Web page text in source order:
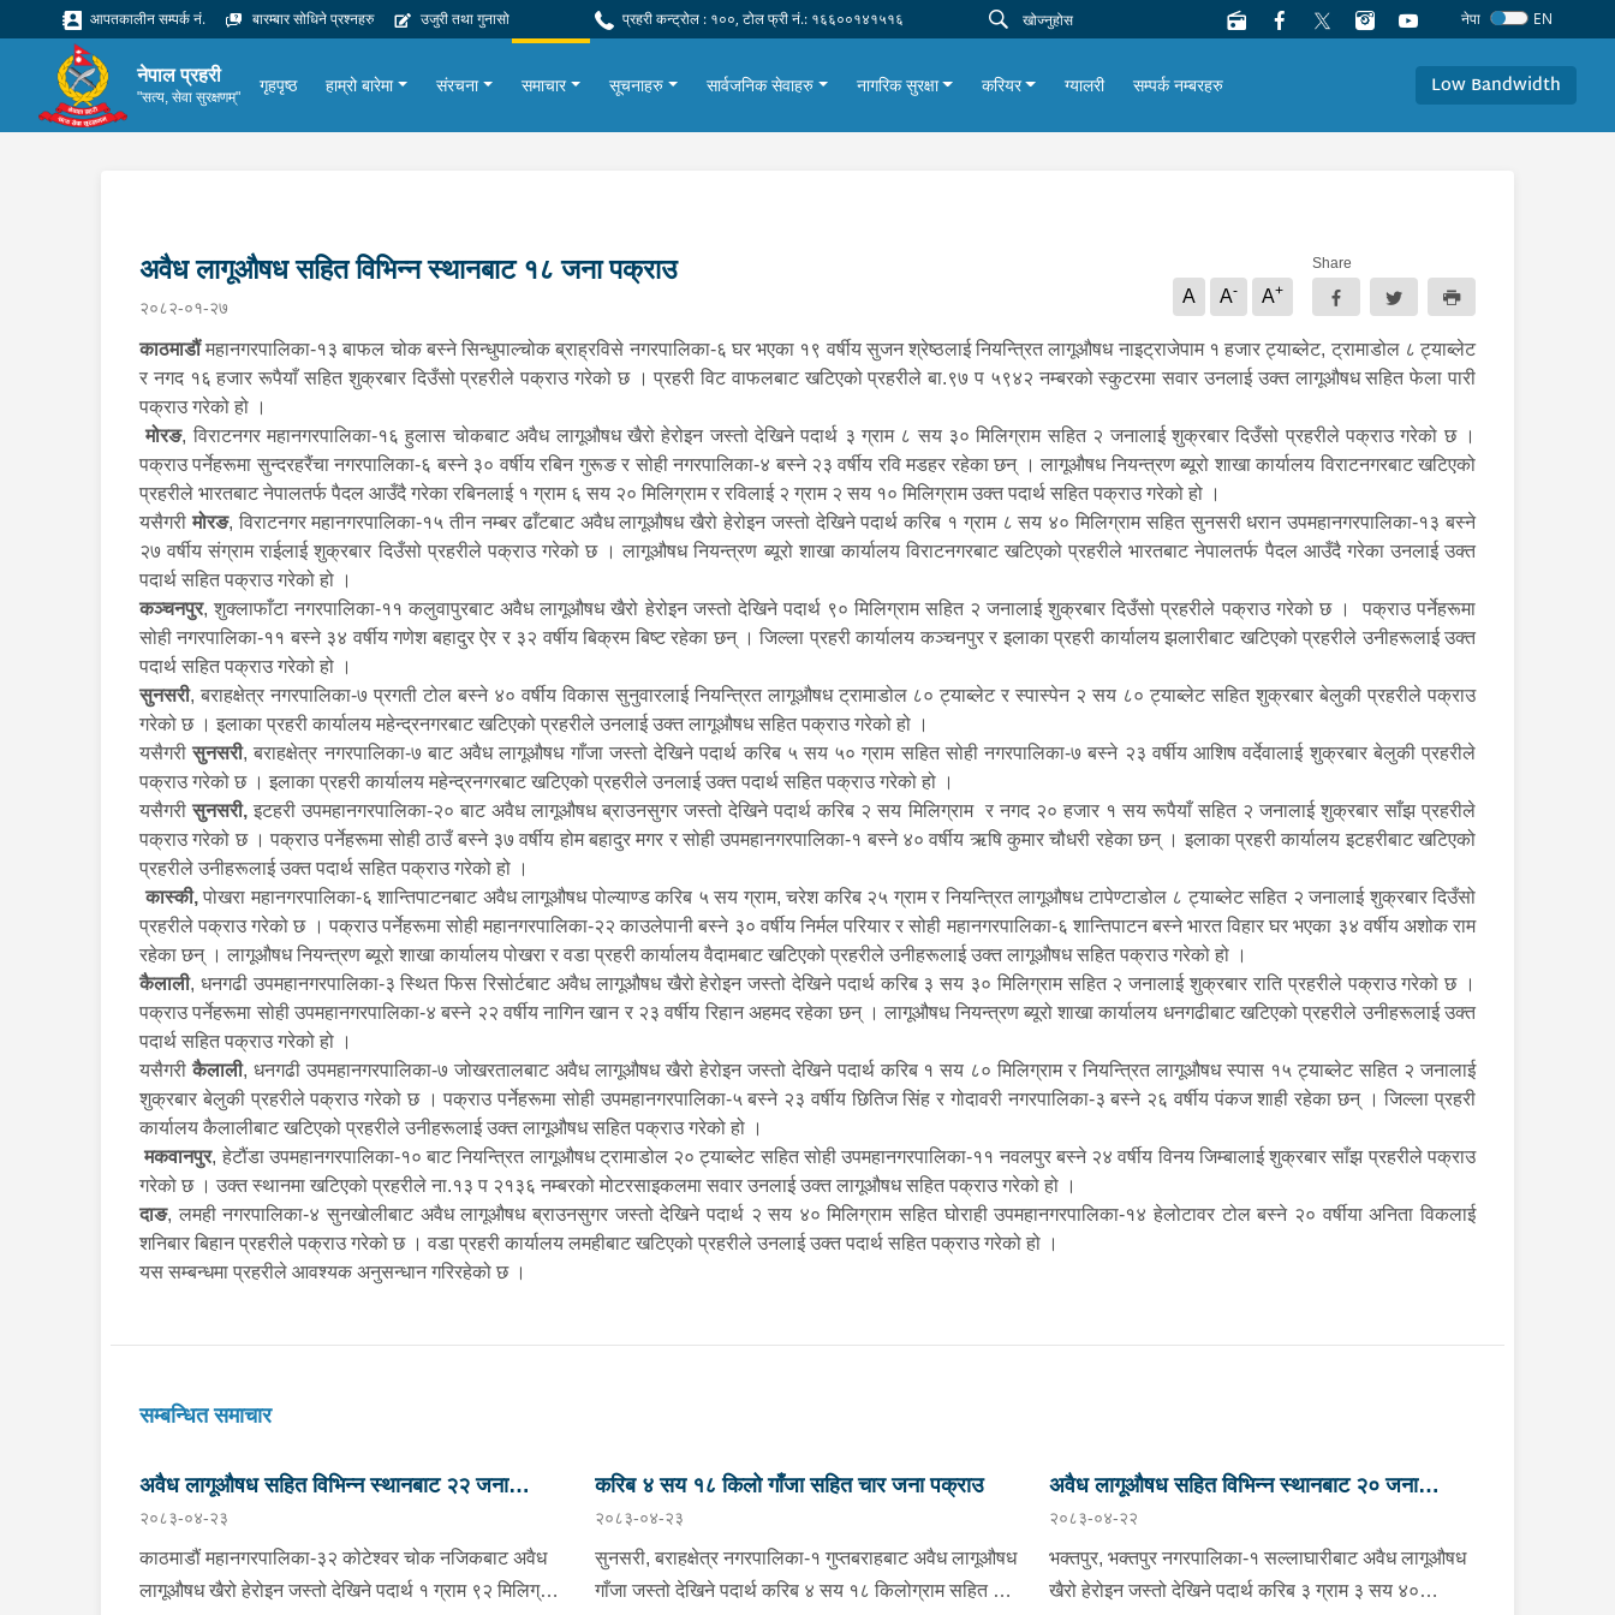
आपतकालीन सम्पर्क नं. बारम्बार सोधिने प्रश्नहरु उजुरी तथा गुनासो प्रहरी कन्ट्रोल : १००, टोल फ्री नं.: १६६००१४१५१६ नेपा EN
नेपाल प्रहरी
"सत्य, सेवा सुरक्षणम्"
गृहपृष्ठ हाम्रो बारेमा संरचना समाचार सूचनाहरु सार्वजनिक सेवाहरु नागरिक सुरक्षा करियर ग्यालरी सम्पर्क नम्बरहरु Low Bandwidth
अवैध लागूऔषध सहित विभिन्न स्थानबाट १८ जना पक्राउ
२०८२-०१-२७
A A- A+
Share
काठमाडौंमहानगरपालिका-१३ बाफल चोक बस्ने सिन्धुपाल्चोक ब्राह्रविसे नगरपालिका-६ घर भएका १९ वर्षीय सुजन श्रेष्ठलाई नियन्त्रित लागूऔषध नाइट्राजेपाम १ हजार ट्याब्लेट, ट्रामाडोल ८ ट्याब्लेट
र नगद १६ हजार रूपैयाँ सहित शुक्रबार दिउँसो प्रहरीले पक्राउ गरेको छ । प्रहरी विट वाफलबाट खटिएको प्रहरीले बा.९७ प ५९४२ नम्बरको स्कुटरमा सवार उनलाई उक्त लागूऔषध सहित फेला पारी
पक्राउ गरेको हो ।
मोरङ, विराटनगर महानगरपालिका-१६ हुलास चोकबाट अवैध लागूऔषध खैरो हेरोइन जस्तो देखिने पदार्थ ३ ग्राम ८ सय ३० मिलिग्राम सहित २ जनालाई शुक्रबार दिउँसो प्रहरीले पक्राउ गरेको छ ।
पक्राउ पर्नेहरूमा सुन्दरहरैंचा नगरपालिका-६ बस्ने ३० वर्षीय रबिन गुरूङ र सोही नगरपालिका-४ बस्ने २३ वर्षीय रवि मडहर रहेका छन् । लागूऔषध नियन्त्रण ब्यूरो शाखा कार्यालय विराटनगरबाट खटिएको
प्रहरीले भारतबाट नेपालतर्फ पैदल आउँदै गरेका रबिनलाई १ ग्राम ६ सय २० मिलिग्राम र रविलाई २ ग्राम २ सय १० मिलिग्राम उक्त पदार्थ सहित पक्राउ गरेको हो ।
यसैगरीमोरङ, विराटनगर महानगरपालिका-१५ तीन नम्बर ढाँटबाट अवैध लागूऔषध खैरो हेरोइन जस्तो देखिने पदार्थ करिब १ ग्राम ८ सय ४० मिलिग्राम सहित सुनसरी धरान उपमहानगरपालिका-१३ बस्ने
२७ वर्षीय संग्राम राईलाई शुक्रबार दिउँसो प्रहरीले पक्राउ गरेको छ । लागूऔषध नियन्त्रण ब्यूरो शाखा कार्यालय विराटनगरबाट खटिएको प्रहरीले भारतबाट नेपालतर्फ पैदल आउँदै गरेका उनलाई उक्त
पदार्थ सहित पक्राउ गरेको हो ।
कञ्चनपुर, शुक्लाफाँटा नगरपालिका-११ कलुवापुरबाट अवैध लागूऔषध खैरो हेरोइन जस्तो देखिने पदार्थ ९० मिलिग्राम सहित २ जनालाई शुक्रबार दिउँसो प्रहरीले पक्राउ गरेको छ । पक्राउ पर्नेहरूमा
सोही नगरपालिका-११ बस्ने ३४ वर्षीय गणेश बहादुर ऐर र ३२ वर्षीय बिक्रम बिष्ट रहेका छन् । जिल्ला प्रहरी कार्यालय कञ्चनपुर र इलाका प्रहरी कार्यालय झलारीबाट खटिएको प्रहरीले उनीहरूलाई उक्त
पदार्थ सहित पक्राउ गरेको हो ।
सुनसरी, बराहक्षेत्र नगरपालिका-७ प्रगती टोल बस्ने ४० वर्षीय विकास सुनुवारलाई नियन्त्रित लागूऔषध ट्रामाडोल ८० ट्याब्लेट र स्पास्पेन २ सय ८० ट्याब्लेट सहित शुक्रबार बेलुकी प्रहरीले पक्राउ
गरेको छ । इलाका प्रहरी कार्यालय महेन्द्रनगरबाट खटिएको प्रहरीले उनलाई उक्त लागूऔषध सहित पक्राउ गरेको हो ।
यसैगरीसुनसरी, बराहक्षेत्र नगरपालिका-७ बाट अवैध लागूऔषध गाँजा जस्तो देखिने पदार्थ करिब ५ सय ५० ग्राम सहित सोही नगरपालिका-७ बस्ने २३ वर्षीय आशिष वर्देवालाई शुक्रबार बेलुकी प्रहरीले
पक्राउ गरेको छ । इलाका प्रहरी कार्यालय महेन्द्रनगरबाट खटिएको प्रहरीले उनलाई उक्त पदार्थ सहित पक्राउ गरेको हो ।
यसैगरीसुनसरी, इटहरी उपमहानगरपालिका-२० बाट अवैध लागूऔषध ब्राउनसुगर जस्तो देखिने पदार्थ करिब २ सय मिलिग्राम र नगद २० हजार १ सय रूपैयाँ सहित २ जनालाई शुक्रबार साँझ प्रहरीले
पक्राउ गरेको छ । पक्राउ पर्नेहरूमा सोही ठाउँ बस्ने ३७ वर्षीय होम बहादुर मगर र सोही उपमहानगरपालिका-१ बस्ने ४० वर्षीय ऋषि कुमार चौधरी रहेका छन् । इलाका प्रहरी कार्यालय इटहरीबाट खटिएको
प्रहरीले उनीहरूलाई उक्त पदार्थ सहित पक्राउ गरेको हो ।
कास्की,पोखरा महानगरपालिका-६ शान्तिपाटनबाट अवैध लागूऔषध पोल्याण्ड करिब ५ सय ग्राम, चरेश करिब २५ ग्राम र नियन्त्रित लागूऔषध टापेण्टाडोल ८ ट्याब्लेट सहित २ जनालाई शुक्रबार दिउँसो
प्रहरीले पक्राउ गरेको छ । पक्राउ पर्नेहरूमा सोही महानगरपालिका-२२ काउलेपानी बस्ने ३० वर्षीय निर्मल परियार र सोही महानगरपालिका-६ शान्तिपाटन बस्ने भारत विहार घर भएका ३४ वर्षीय अशोक राम
रहेका छन् । लागूऔषध नियन्त्रण ब्यूरो शाखा कार्यालय पोखरा र वडा प्रहरी कार्यालय वैदामबाट खटिएको प्रहरीले उनीहरूलाई उक्त लागूऔषध सहित पक्राउ गरेको हो ।
कैलाली, धनगढी उपमहानगरपालिका-३ स्थित फिस रिसोर्टबाट अवैध लागूऔषध खैरो हेरोइन जस्तो देखिने पदार्थ करिब ३ सय ३० मिलिग्राम सहित २ जनालाई शुक्रबार राति प्रहरीले पक्राउ गरेको छ ।
पक्राउ पर्नेहरूमा सोही उपमहानगरपालिका-४ बस्ने २२ वर्षीय नागिन खान र २३ वर्षीय रिहान अहमद रहेका छन् । लागूऔषध नियन्त्रण ब्यूरो शाखा कार्यालय धनगढीबाट खटिएको प्रहरीले उनीहरूलाई उक्त
पदार्थ सहित पक्राउ गरेको हो ।
यसैगरीकैलाली, धनगढी उपमहानगरपालिका-७ जोखरतालबाट अवैध लागूऔषध खैरो हेरोइन जस्तो देखिने पदार्थ करिब १ सय ८० मिलिग्राम र नियन्त्रित लागूऔषध स्पास १५ ट्याब्लेट सहित २ जनालाई
शुक्रबार बेलुकी प्रहरीले पक्राउ गरेको छ । पक्राउ पर्नेहरूमा सोही उपमहानगरपालिका-५ बस्ने २३ वर्षीय छितिज सिंह र गोदावरी नगरपालिका-३ बस्ने २६ वर्षीय पंकज शाही रहेका छन् । जिल्ला प्रहरी
कार्यालय कैलालीबाट खटिएको प्रहरीले उनीहरूलाई उक्त लागूऔषध सहित पक्राउ गरेको हो ।
मकवानपुर, हेटौंडा उपमहानगरपालिका-१० बाट नियन्त्रित लागूऔषध ट्रामाडोल २० ट्याब्लेट सहित सोही उपमहानगरपालिका-११ नवलपुर बस्ने २४ वर्षीय विनय जिम्बालाई शुक्रबार साँझ प्रहरीले पक्राउ
गरेको छ । उक्त स्थानमा खटिएको प्रहरीले ना.१३ प २१३६ नम्बरको मोटरसाइकलमा सवार उनलाई उक्त लागूऔषध सहित पक्राउ गरेको हो ।
दाङ, लमही नगरपालिका-४ सुनखोलीबाट अवैध लागूऔषध ब्राउनसुगर जस्तो देखिने पदार्थ २ सय ४० मिलिग्राम सहित घोराही उपमहानगरपालिका-१४ हेलोटावर टोल बस्ने २० वर्षीया अनिता विकलाई
शनिबार बिहान प्रहरीले पक्राउ गरेको छ । वडा प्रहरी कार्यालय लमहीबाट खटिएको प्रहरीले उनलाई उक्त पदार्थ सहित पक्राउ गरेको हो ।
यस सम्बन्धमा प्रहरीले आवश्यक अनुसन्धान गरिरहेको छ ।
सम्बन्धित समाचार
अवैध लागूऔषध सहित विभिन्न स्थानबाट २२ जना
पक्राउ
२०८३-०४-२३
काठमाडौं महानगरपालिका-३२ कोटेश्वर चोक नजिकबाट अवैध
लागूऔषध खैरो हेरोइन जस्तो देखिने पदार्थ १ ग्राम ९२ मिलिग्राम
करिब ४ सय १८ किलो गाँजा सहित चार जना पक्राउ
२०८३-०४-२३
सुनसरी, बराहक्षेत्र नगरपालिका-१ गुप्तबराहबाट अवैध लागूऔषध
गाँजा जस्तो देखिने पदार्थ करिब ४ सय १८ किलोग्राम सहित ४
अवैध लागूऔषध सहित विभिन्न स्थानबाट २० जना
पक्राउ
२०८३-०४-२२
भक्तपुर, भक्तपुर नगरपालिका-१ सल्लाघारीबाट अवैध लागूऔषध
खैरो हेरोइन जस्तो देखिने पदार्थ करिब ३ ग्राम ३ सय ४०